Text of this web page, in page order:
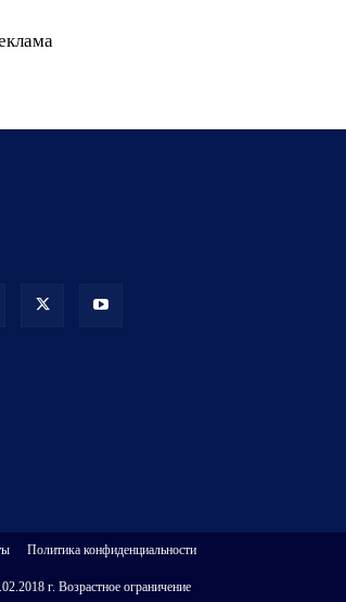
Политика конфиденциальности
г. Возрастное ограничение